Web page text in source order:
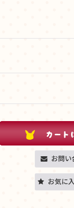
お問い
お気に